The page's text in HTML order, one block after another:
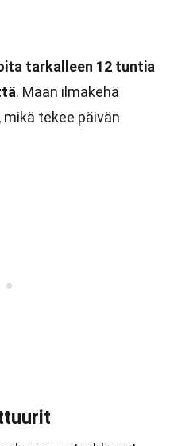
tarkalleen 12 tuntia
. Maan ilmakehä
tekee päivän